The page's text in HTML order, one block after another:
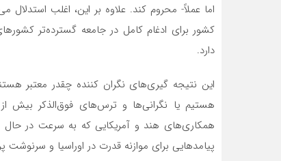
اما عملاً- محروم کند. علاوه بر این، اغلب
کشور برای ادغام کامل در جامعه گسترده‌تر
دارد.
این نتیجه گیری‌های نگران کننده چقدر معتبر
هستیم یا نگرانی‌ها و ترس‌های فوق‌الذکر بیش
همکاری‌های هند و آمریکایی که به سرعت در
پیامدهایی برای موازنه قدرت در اوراسیا و سرنوشت